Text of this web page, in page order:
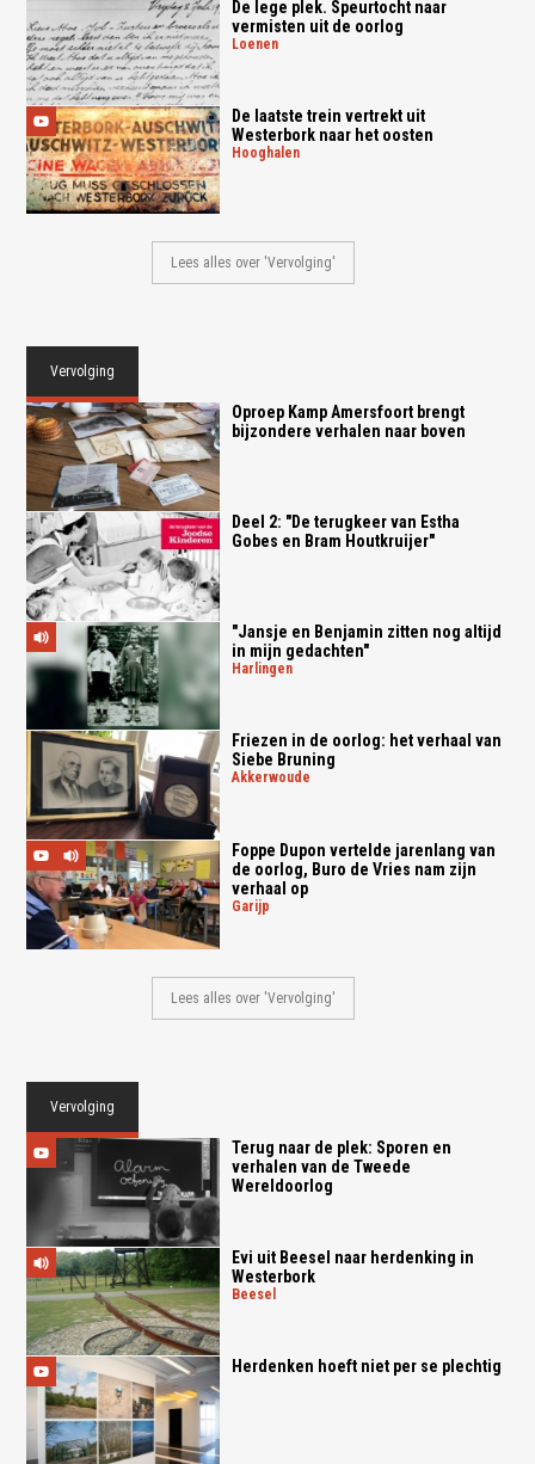
De lege plek. Speurtocht naar
vermisten uit de oorlog
loenen
De laatste trein vertrekt uit
Westerbork naar het oosten
hooghalen
Lees alles over 'Vervolging'
Vervolging
Oproep Kamp Amersfoort brengt
bijzondere verhalen naar boven
Deel 2: "De terugkeer van Estha
Gobes en Bram Houtkruijer"
"Jansje en Benjamin zitten nog altijd
in mijn gedachten"
harlingen
Friezen in de oorlog: het verhaal van
Siebe Bruning
akkerwoude
Foppe Dupon vertelde jarenlang van
de oorlog, Buro de Vries nam zijn
verhaal op
garijp
Lees alles over 'Vervolging'
Vervolging
Terug naar de plek: Sporen en
verhalen van de Tweede
Wereldoorlog
Evi uit Beesel naar herdenking in
Westerbork
beesel
Herdenken hoeft niet per se plechtig